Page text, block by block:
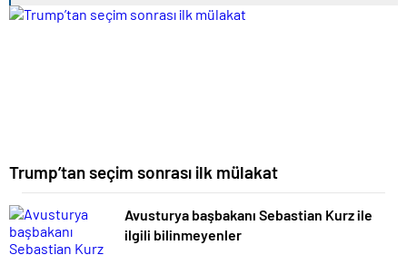
Trump’tan seçim sonrası ilk mülakat
Avusturya başbakanı Sebastian Kurz ile
ilgili bilinmeyenler